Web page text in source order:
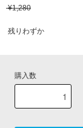
¥1,280
残りわずか
購入数